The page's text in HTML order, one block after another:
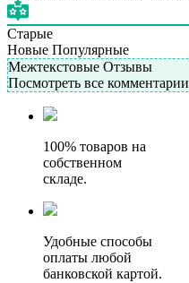
Старые
Новые Популярные
Межтекстовые Отзывы
Посмотреть все комментарии
100% товаров на
собственном
складе.
Удобные способы
оплаты любой
банковской картой.